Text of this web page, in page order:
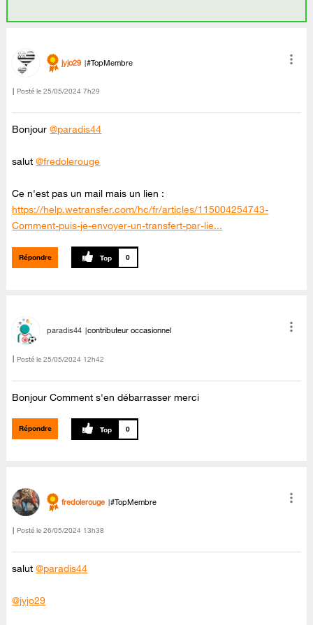
jyjo29 #TopMembre
Posté le ‎25/05/2024 7h29
Bonjour@paradis44
salut@fredolerouge
Ce n'est pas un mail mais un lien :
https://help.wetransfer.com/hc/fr/articles/115004254743-
Comment-puis-je-envoyer-un-transfert-par-lie...
Répondre 0
paradis44 contributeur occasionnel
Posté le ‎25/05/2024 12h42
Bonjour Comment s'en débarrasser merci
Répondre 0
fredolerouge #TopMembre
Posté le ‎26/05/2024 13h38
salut@paradis44
@jyjo29